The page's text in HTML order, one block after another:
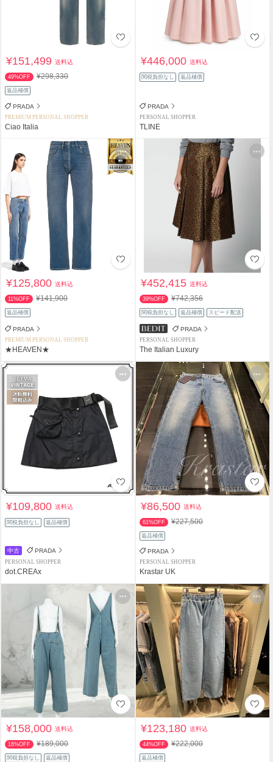
¥151,499送料込
49%OFF ¥298,330
返品補償
PRADA
PREMIUM PERSONAL SHOPPER
Ciao Italia
¥446,000送料込
関税負担なし 返品補償
PRADA
PERSONAL SHOPPER
TLINE
¥125,800送料込
11%OFF ¥141,900
返品補償
PRADA
PREMIUM PERSONAL SHOPPER
★HEAVEN★
¥452,415送料込
39%OFF ¥742,356
関税負担なし 返品補償 スピード配送
PRADA
PERSONAL SHOPPER
The Italian Luxury
¥109,800送料込
関税負担なし 返品補償
中古 PRADA
PERSONAL SHOPPER
dot.CREAx
¥86,500送料込
61%OFF ¥227,500
返品補償
PRADA
PERSONAL SHOPPER
Krastar UK
¥158,000送料込
16%OFF ¥189,000
関税負担なし 返品補償
¥123,180送料込
44%OFF ¥222,000
返品補償